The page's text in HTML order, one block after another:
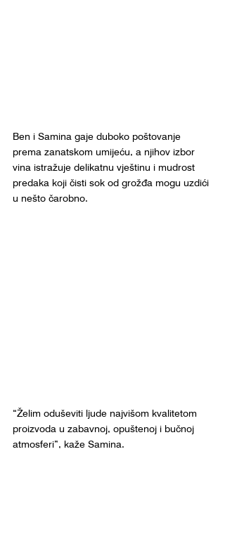
Ben i Samina gaje duboko poštovanje
prema zanatskom umijeću, a njihov izbor
vina istražuje delikatnu vještinu i mudrost
predaka koji čisti sok od grožđa mogu uzdići
u nešto čarobno.
“Želim oduševiti ljude najvišom kvalitetom
proizvoda u zabavnoj, opuštenoj i bučnoj
atmosferi”, kaže Samina.